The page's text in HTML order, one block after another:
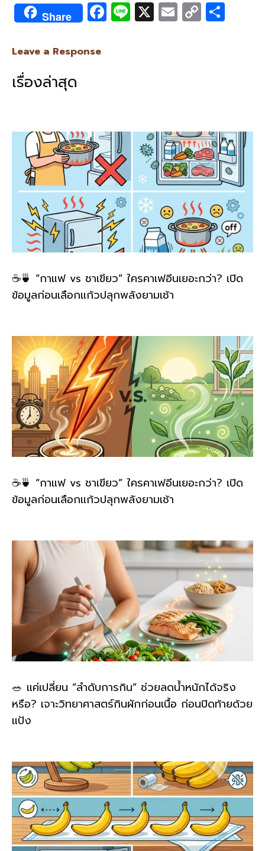
Share F
k
Li X E C
Leave a Response
เรื่องล่าสุด
☕🍵 “กาแฟ vs ชาเขียว” ใครคาเฟอีนเยอะกว่า? เปิด
ข้อมูลก่อนเลือกแก้วปลุกพลังยามเช้า
☕🍵 “กาแฟ vs ชาเขียว” ใครคาเฟอีนเยอะกว่า? เปิด
ข้อมูลก่อนเลือกแก้วปลุกพลังยามเช้า
🥗 แค่เปลี่ยน “ลำดับการกิน” ช่วยลดน้ำหนักได้จริง
หรือ? เจาะวิทยาศาสตร์กินผักก่อนเนื้อ ก่อนปิดท้ายด้วย
แป้ง